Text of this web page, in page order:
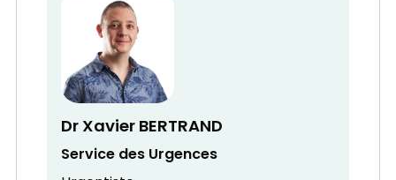
Dr Xavier BERTRAND
Service des Urgences